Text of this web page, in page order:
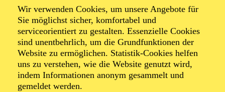
Wir verwenden Cookies, um unsere Angebote für
Sie möglichst sicher, komfortabel und
serviceorientiert zu gestalten. Essenzielle Cookies
sind unentbehrlich, um die Grundfunktionen der
Website zu ermöglichen. Statistik-Cookies helfen
uns zu verstehen, wie die Website genutzt wird,
indem Informationen anonym gesammelt und
gemeldet werden.
Foto: Benne Ochs
Bettina Ranch
Mezzosopran